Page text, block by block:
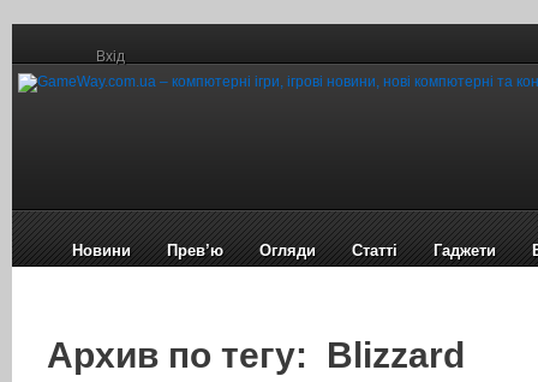
Вхід
Новини Прев’ю Огляди Статті Гаджети
Архив по тегу: Blizzard